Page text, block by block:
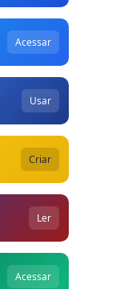
Acessar
Usar
Criar
Ler
Acessar